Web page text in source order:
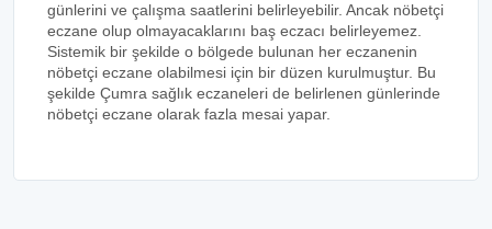
günlerini ve çalışma saatlerini belirleyebilir. Ancak nöbetçi
eczane olup olmayacaklarını baş eczacı belirleyemez.
Sistemik bir şekilde o bölgede bulunan her eczanenin
nöbetçi eczane olabilmesi için bir düzen kurulmuştur. Bu
şekilde Çumra sağlık eczaneleri de belirlenen günlerinde
nöbetçi eczane olarak fazla mesai yapar.